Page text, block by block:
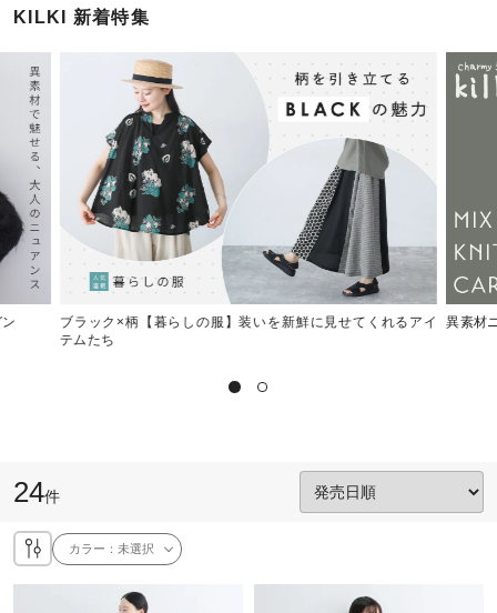
KILKI 新着特集
ブラック×柄【暮らしの服】装いを新鮮に見せてくれるアイ
テムたち
異素材
24件
カラー：未選択